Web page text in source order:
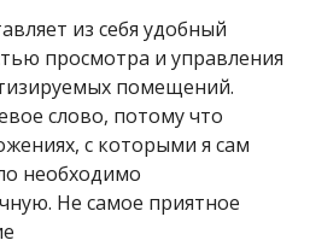
из себя удобный
просмотра и управления
помещений.
слово, потому что
с которыми я сам
необходимо
Не самое приятное